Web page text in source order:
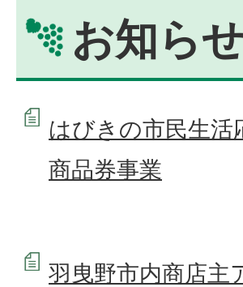
お知ら
はびきの市民生活
商品券事業
羽曳野市内商店主